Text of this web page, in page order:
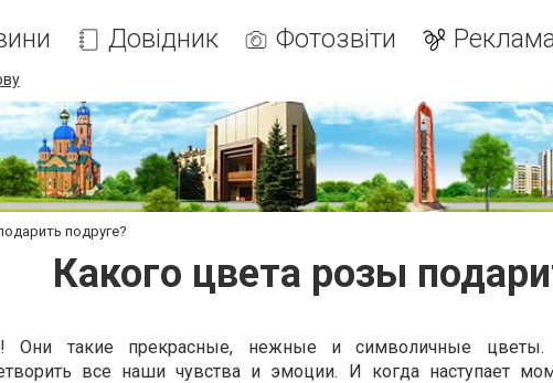
Довідник Фотозвіти
подруге?
Какого цвета розы
Они такие прекрасные, нежные и символичные цветы.
все наши чувства и эмоции. И когда наступает